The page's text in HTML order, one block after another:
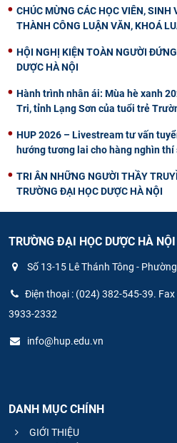
CHÚC MỪNG CÁC HỌC VIÊN, SINH
THÀNH CÔNG LUẬN VĂN, KHOÁ
HỘI NGHỊ KIỆN TOÀN NGƯỜI
DƯỢC HÀ NỘI
Hành trình nhân ái: Mùa hè xanh
Tri, tỉnh Lạng Sơn của tuổi trẻ
HUP 2026 – Livestream tư vấn
hướng tương lai cho hàng nghìn thí
TRI ÂN NHỮNG NGƯỜI THẦY
TRƯỜNG ĐẠI HỌC DƯỢC HÀ NỘI
TRƯỜNG ĐẠI HỌC DƯỢC HÀ NỘI
Số 13-15 Lê Thánh Tông -
Điện thoại : (024) 382-545-39.
3933-2332
info@hup.edu.vn
DANH MỤC CHÍNH
GIỚI THIỆU